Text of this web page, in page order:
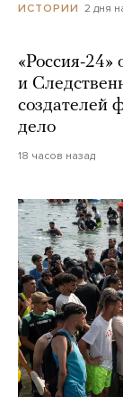
ИСТОРИИ 2 дня
«Россия-24»
и
создателей
дело
18 часов назад